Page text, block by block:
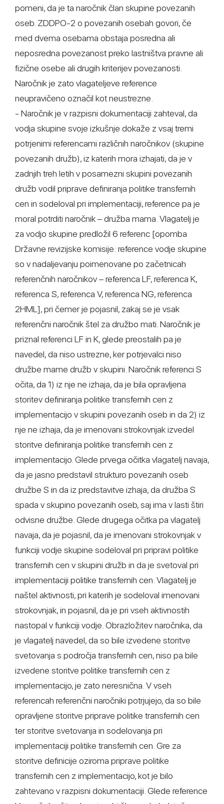
pomeni, da je ta naročnik član skupine povezanih
oseb. ZDDPO-2 o povezanih osebah govori, če
med dvema osebama obstaja posredna ali
neposredna povezanost preko lastništva pravne ali
fizične osebe ali drugih kriterijev povezanosti.
Naročnik je zato vlagateljeve reference
neupravičeno označil kot neustrezne.
- Naročnik je v razpisni dokumentaciji zahteval, da
vodja skupine svoje izkušnje dokaže z vsaj tremi
potrjenimi referencami različnih naročnikov (skupine
povezanih družb), iz katerih mora izhajati, da je v
zadnjih treh letih v posamezni skupini povezanih
družb vodil priprave definiranja politike transfernih
cen in sodeloval pri implementaciji, reference pa je
moral potrditi naročnik – družba mama. Vlagatelj je
za vodjo skupine predložil 6 referenc [opomba
Državne revizijske komisije: reference vodje skupine
so v nadaljevanju poimenovane po začetnicah
referenčnih naročnikov – referenca LF, referenca K,
referenca S, referenca V, referenca NG, referenca
2HML], pri čemer je pojasnil, zakaj se je vsak
referenčni naročnik štel za družbo mati. Naročnik je
priznal referenci LF in K, glede preostalih pa je
navedel, da niso ustrezne, ker potrjevalci niso
družbe mame družb v skupini. Naročnik referenci S
očita, da 1) iz nje ne izhaja, da je bila opravljena
storitev definiranja politike transfernih cen z
implementacijo v skupini povezanih oseb in da 2) iz
nje ne izhaja, da je imenovani strokovnjak izvedel
storitve definiranja politike transfernih cen z
implementacijo. Glede prvega očitka vlagatelj navaja,
da je jasno predstavil strukturo povezanih oseb
družbe S in da iz predstavitve izhaja, da družba S
spada v skupino povezanih oseb, saj ima v lasti štiri
odvisne družbe. Glede drugega očitka pa vlagatelj
navaja, da je pojasnil, da je imenovani strokovnjak v
funkciji vodje skupine sodeloval pri pripravi politike
transfernih cen v skupini družb in da je svetoval pri
implementaciji politike transfernih cen. Vlagatelj je
naštel aktivnosti, pri katerih je sodeloval imenovani
strokovnjak, in pojasnil, da je pri vseh aktivnostih
nastopal v funkciji vodje. Obrazložitev naročnika, da
je vlagatelj navedel, da so bile izvedene storitve
svetovanja s področja transfernih cen, niso pa bile
izvedene storitve politike transfernih cen z
implementacijo, je zato neresnična. V vseh
referencah referenčni naročniki potrjujejo, da so bile
opravljene storitve priprave politike transfernih cen
ter storitve svetovanja in sodelovanja pri
implementaciji politike transfernih cen. Gre za
storitve definicije oziroma priprave politike
transfernih cen z implementacijo, kot je bilo
zahtevano v razpisni dokumentaciji. Glede reference